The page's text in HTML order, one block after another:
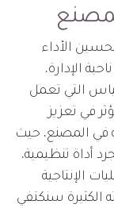
الأداء
الإدارة،
التي تعمل
في تعزيز
في المصنع، حيث
أداة تنظيمية،
الإنتاجية
الكثيرة سنكتفي